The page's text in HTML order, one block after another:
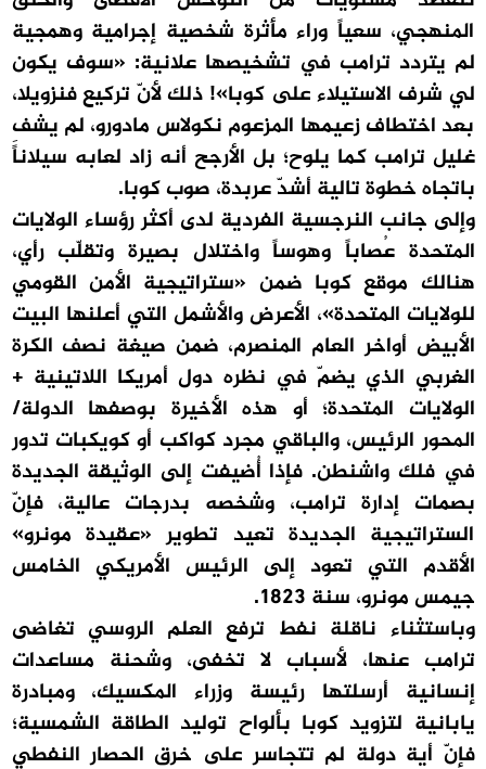
المنهجي، سعياً وراء مأثرة شخصية إجرامية وهمجية
لم يتردد ترامب في تشخيصها علانية: «سوف يكون
لي شرف الاستيلاء على كوبا»! ذلك لأنّ تركيع فنزويلا،
بعد اختطاف زعيمها المزعوم نكولاس مادورو، لم يشفِ
غليل ترامب كما يلوح؛ بل الأرجح أنه زاد لعابه سيلاناً
باتجاه خطوة تالية أشدّ عربدة، صوب كوبا.
وإلى جانب النرجسية الفردية لدى أكثر رؤساء الولايات
المتحدة عُصاباً وهوساً واختلال بصيرة وتقلّب رأي،
هنالك موقع كوبا ضمن «ستراتيجية الأمن القومي
للولايات المتحدة»، الأعرض والأشمل التي أعلنها البيت
الأبيض أواخر العام المنصرم، ضمن صيغة نصف الكرة
الغربي الذي يضمّ في نظره دول أمريكا اللاتينية +
الولايات المتحدة؛ أو هذه الأخيرة بوصفها الدولة/
المحور الرئيس، والباقي مجرد كواكب أو كويكبات تدور
في فلك واشنطن. فإذا أُضيفت إلى الوثيقة الجديدة
بصمات إدارة ترامب، وشخصه بدرجات عالية، فإنّ
الستراتيجية الجديدة تعيد تطوير «عقيدة مونرو»
الأقدم التي تعود إلى الرئيس الأمريكي الخامس
جيمس مونرو، سنة 1823.
وباستثناء ناقلة نفط ترفع العلم الروسي تغاضى
ترامب عنها، لأسباب لا تخفى، وشحنة مساعدات
إنسانية أرسلتها رئيسة وزراء المكسيك، ومبادرة
يابانية لتزويد كوبا بألواح توليد الطاقة الشمسية؛
فإنّ أية دولة لم تتجاسر على خرق الحصار النفطي